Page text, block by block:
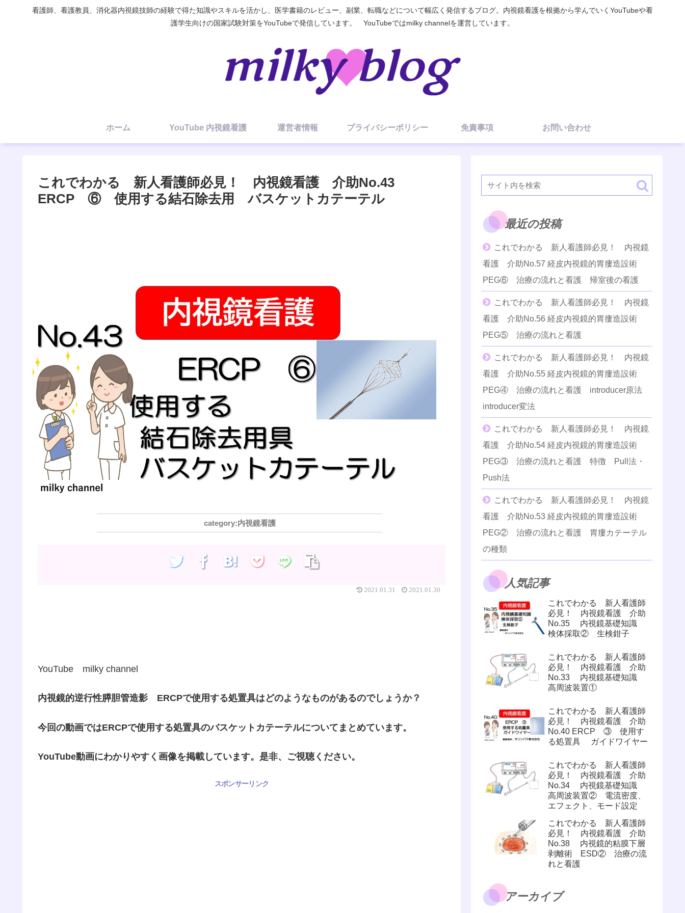
看護師、看護教員、消化器内視鏡技師の経験で得た知識やスキルを活かし、医学書籍のレビュー、副業、転職などについて幅広く発信するブログ。内視鏡看護を根拠から学んでいくYouTubeや看
護学生向けの国家試験対策をYouTubeで発信しています。 YouTubeではmilky channelを運営しています。
ホーム YouTube 内視鏡看護 運営者情報 プライバシーポリシー 免責事項 お問い合わせ
これでわかる 新人看護師必見！ 内視鏡看護 介助No.43
ERCP ⑥ 使用する結石除去用 バスケットカテーテル
内視鏡看護
2021.01.31 2021.01.30
YouTube milky channel
内視鏡的逆行性膵胆管造影 ERCPで使用する処置具はどのようなものがあるのでしょうか？
今回の動画ではERCPで使用する処置具のバスケットカテーテルについてまとめています。
YouTube動画にわかりやすく画像を掲載しています。是非、ご視聴ください。
スポンサーリンク
最近の投稿
これでわかる 新人看護師必見！ 内視鏡
看護 介助No.57 経皮内視鏡的胃瘻造設術
PEG⑥ 治療の流れと看護 帰室後の看護
これでわかる 新人看護師必見！ 内視鏡
看護 介助No.56 経皮内視鏡的胃瘻造設術
PEG⑤ 治療の流れと看護
これでわかる 新人看護師必見！ 内視鏡
看護 介助No.55 経皮内視鏡的胃瘻造設術
PEG④ 治療の流れと看護 introducer原法
introducer変法
これでわかる 新人看護師必見！ 内視鏡
看護 介助No.54 経皮内視鏡的胃瘻造設術
PEG③ 治療の流れと看護 特徴 Pull法・
Push法
これでわかる 新人看護師必見！ 内視鏡
看護 介助No.53 経皮内視鏡的胃瘻造設術
PEG② 治療の流れと看護 胃瘻カテーテル
の種類
人気記事
これでわかる 新人看護師
必見！ 内視鏡看護 介助
No.35 内視鏡基礎知識
検体採取② 生検鉗子
これでわかる 新人看護師
必見！ 内視鏡看護 介助
No.33 内視鏡基礎知識
高周波装置①
これでわかる 新人看護師
必見！ 内視鏡看護 介助
No.40 ERCP ③ 使用す
る処置具 ガイドワイヤー
これでわかる 新人看護師
必見！ 内視鏡看護 介助
No.34 内視鏡基礎知識
高周波装置② 電流密度、
エフェクト、モード設定
これでわかる 新人看護師
必見！ 内視鏡看護 介助
No.38 内視鏡的粘膜下層
剥離術 ESD② 治療の流
れと看護
アーカイブ